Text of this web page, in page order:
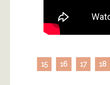
15 16 17 18